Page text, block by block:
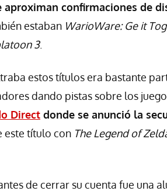
aproximan confirmaciones de
estaban WarioWare: Ge it
3.
estos títulos era bastante
dando pistas sobre los
Direct donde se anunció la
este título con The Legend of
de cerrar su cuenta fue una